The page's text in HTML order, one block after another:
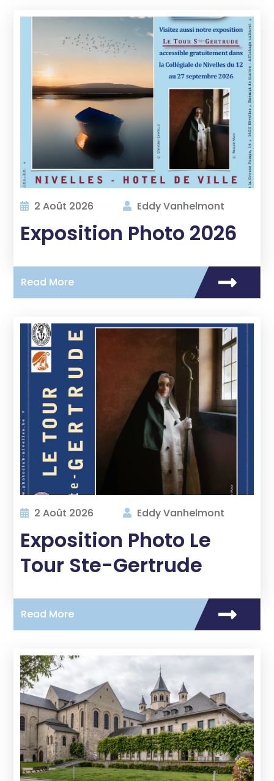
2 Août 2026 Eddy Vanhelmont
Exposition Photo 2026
Read More
2 Août 2026 Eddy Vanhelmont
Exposition Photo Le
Tour Ste-Gertrude
Read More